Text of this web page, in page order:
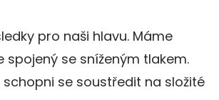
pro naši hlavu. Máme
se sníženým tlakem.
se soustředit na složité